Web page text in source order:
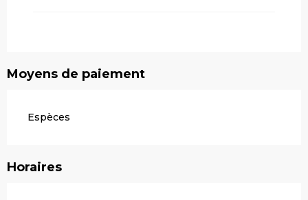
Moyens de paiement
Espèces
Horaires